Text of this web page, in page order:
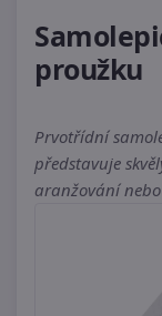
proužku
Prvotřídní
představuje
aranžování